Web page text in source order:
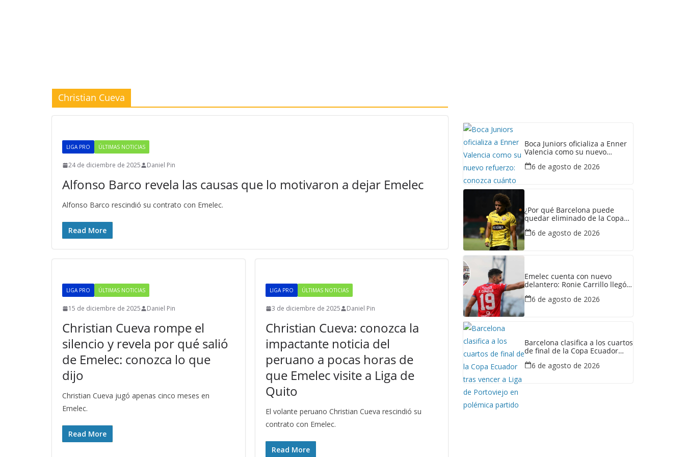
Christian Cueva
LIGA PRO ÚLTIMAS NOTICIAS
24 de diciembre de 2025 Daniel Pin
Alfonso Barco revela las causas que lo motivaron a dejar Emelec
Alfonso Barco rescindió su contrato con Emelec.
Read More
LIGA PRO ÚLTIMAS NOTICIAS
15 de diciembre de 2025 Daniel Pin
Christian Cueva rompe el
silencio y revela por qué salió
de Emelec: conozca lo que
dijo
Christian Cueva jugó apenas cinco meses en
Emelec.
Read More
LIGA PRO ÚLTIMAS NOTICIAS
3 de diciembre de 2025 Daniel Pin
Christian Cueva: conozca la
impactante noticia del
peruano a pocas horas de
que Emelec visite a Liga de
Quito
El volante peruano Christian Cueva rescindió su
contrato con Emelec.
Read More
Boca Juniors oficializa a Enner
Valencia como su nuevo
refuerzo: conozca cuánto
ganaría el ecuatoriano
6 de agosto de 2026
¿Por qué Barcelona puede
quedar eliminado de la Copa
Ecuador pese a haber
derrotado a Liga de Portoviejo?
6 de agosto de 2026
Emelec cuenta con nuevo
delantero: Ronie Carrillo llegó a
Guayaquil para fichar por el
Bombillo
6 de agosto de 2026
Barcelona clasifica a los cuartos
de final de la Copa Ecuador
tras vencer a Liga de Portoviejo
en polémica partido
6 de agosto de 2026